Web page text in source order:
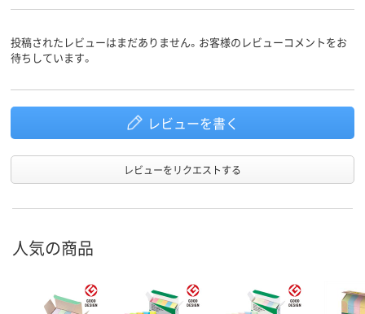
投稿されたレビューはまだありません。お客様のレビューコメントをお
待ちしています。
レビューを書く
レビューをリクエストする
人気の商品